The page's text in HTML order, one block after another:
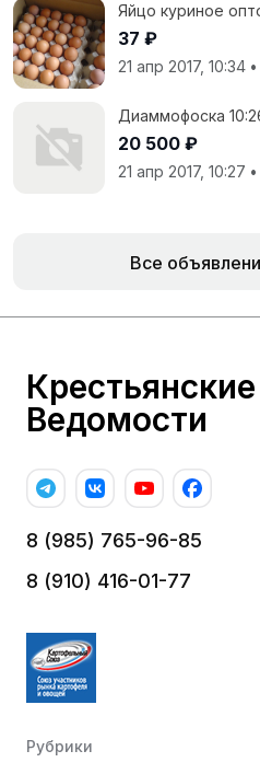
Яйцо куриное
37 ₽
21 апр 2017, 10:34 •
Диаммофоска
20 500 ₽
21 апр 2017, 10:27 •
Все
Крестьянские
Ведомости
8 (985) 765-96-85
8 (910) 416-01-77
Рубрики